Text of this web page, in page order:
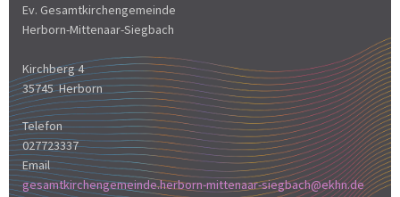
Ev. Gesamtkirchengemeinde
Herborn-Mittenaar-Siegbach
Kirchberg 4
35745 Herborn
Telefon
027723337
Email
gesamtkirchengemeinde.herborn-mittenaar-siegbach@ekhn.de